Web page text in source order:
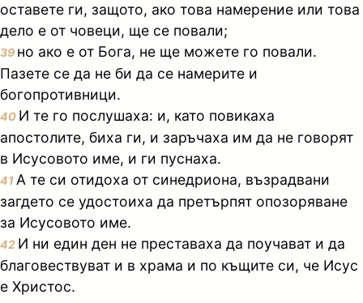
оставете ги, защото, ако това намерение или това
дело е от човеци, ще се повали;
39 но ако е от Бога, не ще можете го повали.
Пазете се да не би да се намерите и
богопротивници.
40 И те го послушаха: и, като повикаха
апостолите, биха ги, и заръчаха им да не говорят
в Исусовото име, и ги пуснаха.
41 А те си отидоха от синедриона, възрадвани
загдето се удостоиха да претърпят опозоряване
за Исусовото име.
42 И ни един ден не преставаха да поучават и да
благовествуват и в храма и по къщите си, че Исус
е Христос.